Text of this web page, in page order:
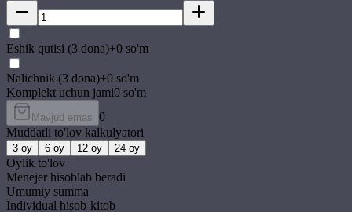
Eshik qutisi (3 dona)+0 so'm
Nalichnik (3 dona)+0 so'm
Komplekt uchun jami0 so'm
Mavjud emas 0
Muddatli to'lov kalkulyatori
3 oy 6 oy 12 oy 24 oy
Oylik to'lov
Menejer hisoblab beradi
Umumiy summa
Individual hisob-kitob